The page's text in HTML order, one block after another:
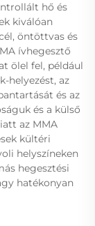
hő és
kiválóan
öntöttvas és
ívhegesztő
ölel fel, például
helyezést, az
és az
és a külső
az MMA
kültéri
helyszíneken
hegesztési
hatékonyan